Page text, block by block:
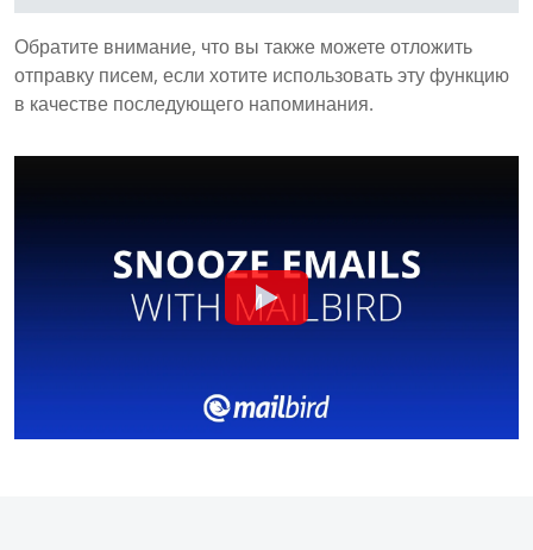
Обратите внимание, что вы также можете отложить
отправку писем, если хотите использовать эту функцию
в качестве последующего напоминания.